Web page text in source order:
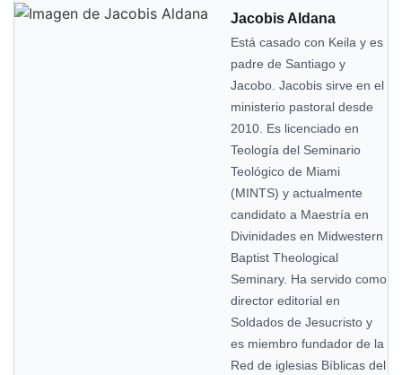
Jacobis Aldana
Está casado con Keila y es
padre de Santiago y
Jacobo. Jacobis sirve en el
ministerio pastoral desde
2010. Es licenciado en
Teología del Seminario
Teológico de Miami
(MINTS) y actualmente
candidato a Maestría en
Divinidades en Midwestern
Baptist Theological
Seminary. Ha servido como
director editorial en
Soldados de Jesucristo y
es miembro fundador de la
Red de iglesias Bíblicas del